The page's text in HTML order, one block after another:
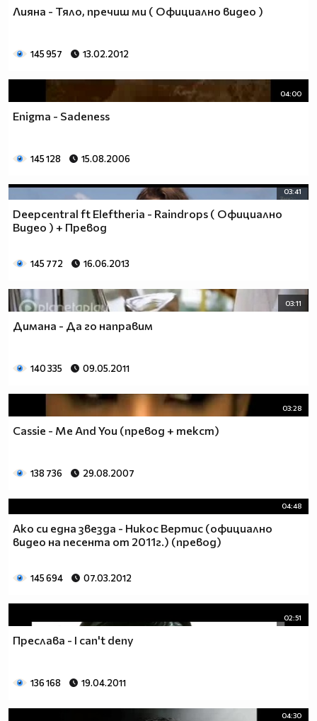
Лияна - Тяло, пречиш ми ( Официално видео )
145 957 13.02.2012
04:00
Enigma - Sadeness
145 128 15.08.2006
03:41
Deepcentral ft Eleftheria - Raindrops ( Официално
Видео ) + Превод
145 772 16.06.2013
03:11
Димана - Да го направим
140 335 09.05.2011
03:28
Cassie - Me And You (превод + текст)
138 736 29.08.2007
04:48
Ако си една звезда - Никос Вертис (официално
видео на песента от 2011г.) (превод)
145 694 07.03.2012
02:51
Преслава - I can't deny
136 168 19.04.2011
04:30